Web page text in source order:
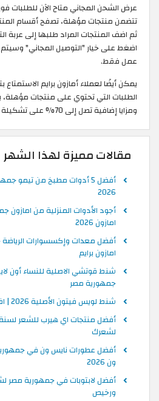
تتضمن منتجات مؤهلة، تصفح أقسام
ثم اضف المنتجات المراد طلبها إلى
اضغط على خيار "التوصيل المجاني"
عمل فقط.
يمكن أيضًا لعملاء أمازون برايم
الطلبات التي تحتوي على منتجات مؤهلة،
ومزايا إضافية تصل إلى 70% على تشكيلة مختارة من المنتجات.
مقالات مميزة لهذا الشهر
أفضل 5 أدوات مطبخ من تيمو
2026
أجود الأدوات المنزلية من
امازون 2026
أفضل معدات وإكسسوارات
امازون برايم
شنط قوتشي الاصلية للنساء أون
جمهورية مصر
شنط لويس فيتون الأصلية 2026 | افضل حقائب Louis Vuitton
لشعرك
أفضل عطورات نايس ون في
ون 2026
أفضل لابتوبات في جمهورية مصر
ورخيص